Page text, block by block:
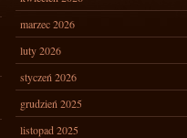
marzec 2026
luty 2026
styczeń 2026
grudzień 2025
listopad 2025